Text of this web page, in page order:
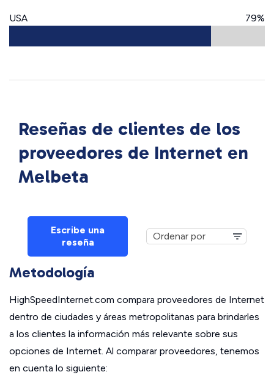
USA 79%
Reseñas de clientes de los
proveedores de Internet en
Melbeta
Escribe una
reseña
Metodología
HighSpeedInternet.com compara proveedores de Internet
dentro de ciudades y áreas metropolitanas para brindarles
a los clientes la información más relevante sobre sus
opciones de Internet. Al comparar proveedores, tenemos
en cuenta lo siguiente: